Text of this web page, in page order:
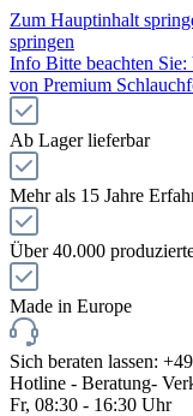
Zum Hauptinhalt
springen
Info Bitte beachten
von Premium
Ab Lager lieferbar
Mehr als 15 Jahre
Über 40.000
Made in Europe
Sich beraten lassen:
Hotline - Beratung-
Fr, 08:30 - 16:30 Uhr